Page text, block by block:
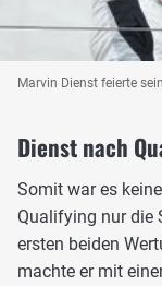
Marvin Dienst feierte
Dienst nach
Somit war es
Qualifying nur die
ersten beiden
machte er mit